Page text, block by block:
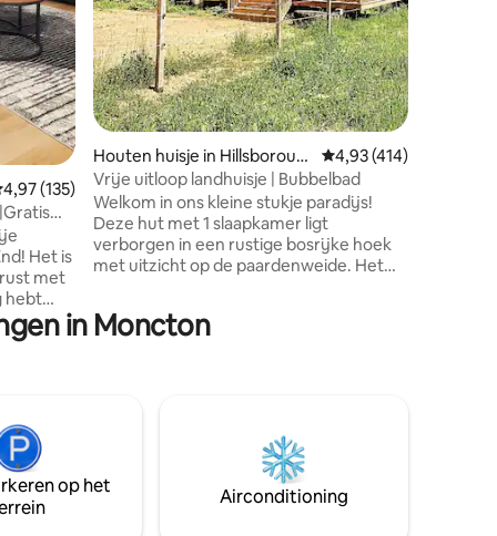
beoordeling van 4,97 uit 5, 135 recensies
4,97 (135)
Het is
hebt
direct
10
Houten huisje in Hillsboroug
h
Gemiddelde
4,93 (414)
Vrije uitloop landhuisje | Bubbelbad
Welkom in ons kleine stukje paradijs!
Deze hut met 1 slaapkamer ligt
verborgen in een rustige bosrijke hoek
met uitzicht op de paardenweide. Het
met de natuur. Deze ruimte is een
perfect om naar de sterren te kijken. Je
zult ook genieten van je eigen kleine
kippenhok met dagelijks verse eieren
net buiten je deur.
in Moncton
op het
Airconditioning